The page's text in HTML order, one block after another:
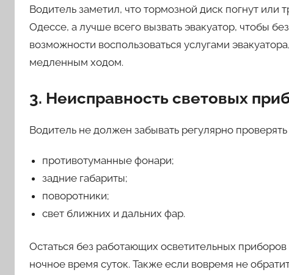
Водитель заметил, что тормозной диск погнут или
Одессе, а лучше всего вызвать эвакуатор, чтобы
возможности воспользоваться услугами
медленным ходом.
3. Неисправность световых
Водитель не должен забывать регулярно
противотуманные фонари;
задние габариты;
поворотники;
свет ближних и дальних фар.
Остаться без работающих осветительных
ночное время суток. Также если вовремя не